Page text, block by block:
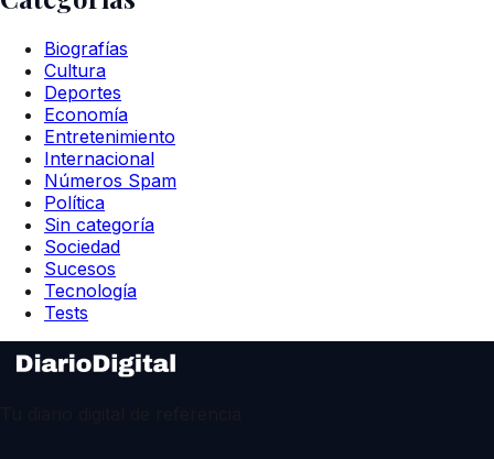
Biografías
Cultura
Deportes
Economía
Entretenimiento
Internacional
Números Spam
Política
Sin categoría
Sociedad
Sucesos
Tecnología
Tests